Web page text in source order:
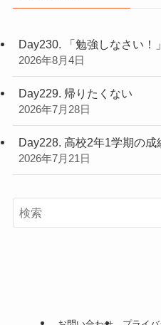
Day230. 「勉強しなさい！
2026年8月4日
Day229. 帰りたくない
2026年7月28日
Day228. 高校2年1学期の成
2026年7月21日